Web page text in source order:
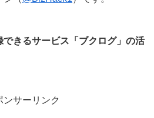
できるサービス「ブクログ」の活
ンサーリンク